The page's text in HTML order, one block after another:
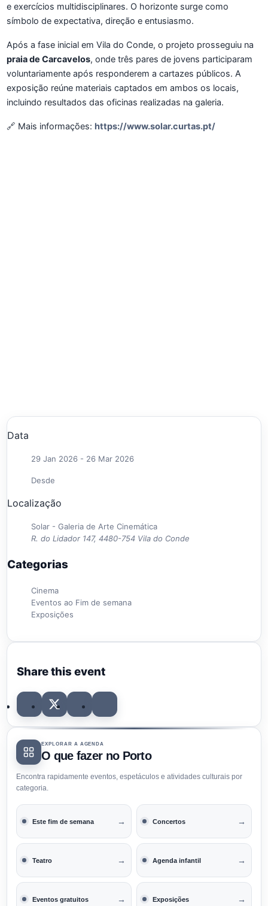
e exercícios multidisciplinares. O horizonte surge como
símbolo de expectativa, direção e entusiasmo.
Após a fase inicial em Vila do Conde, o projeto prosseguiu na
praia de Carcavelos, onde três pares de jovens participaram
voluntariamente após responderem a cartazes públicos. A
exposição reúne materiais captados em ambos os locais,
incluindo resultados das oficinas realizadas na galeria.
🔗 Mais informações: https://www.solar.curtas.pt/
Data
29 Jan 2026 - 26 Mar 2026
Desde
Localização
Solar - Galeria de Arte Cinemática
R. do Lidador 147, 4480-754 Vila do Conde
Categorias
Cinema
Eventos ao Fim de semana
Exposições
Share this event
EXPLORAR A AGENDA
O que fazer no Porto
Encontra rapidamente eventos, espetáculos e atividades culturais por
categoria.
Este fim de semana → Concertos →
Teatro → Agenda infantil →
Eventos gratuitos → Exposições →